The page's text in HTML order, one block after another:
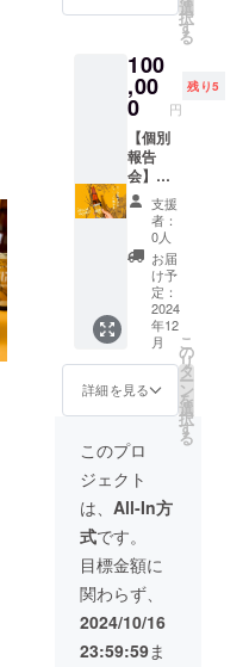
オーツ
ルト、
砂糖、
米油、
スイー
トチリ
ソー
ス、コ
コナッ
ツロン
グ、ナ
ンプ
ラー、
塩 ・内
容量：
15g程度
・賞味
期限：
て製造
から2ヶ
存方法 :
直射日
光、高
温を避
けて保
存
（25℃
以下）
◇オリ
ジナル
ステッ
された
書きを
ご確認
くださ
い。」
◇【ひ
とく
ち】モ
ルトグ
ラノー
ラセッ
ト・エ
スニッ
クグラ
ノーラ
・原材
料：
麦、モ
ルト、
米油、
スイー
トチリ
ソー
ス、コ
コナッ
ツロン
グ、ナ
ンプ
ラー、
塩 ・内
容量：
賞味期
製造か
ら5ヶ月
・保存
方法 :
直射日
光、高
温を避
けて保
（25℃
以下）
「原材
料及び
添加物
等の食
品表示
け商品
のラベ
記され
ます。
商品開
封前に
お届け
のリ
ターン
に貼付
された
ラベル
や注意
麦芽
（外国
製
造）、
大麦、
オーツ
麦、
ホッ
プ、炭
容量 :
330ml
・アル
コール
0.5% ・
賞味期
限：常
ら5ヶ月
方法 :
直射日
光、高
温を避
けて保
存
（25℃
以下）
料及び
料 ・原
材料名 :
麦芽
（外国
製
造）、
大麦、
オーツ
麦、
ホッ
プ、炭
容量 :
330ml
・アル
コール
分 :
0.5% ・
温にて
製造か
ら5ヶ月
・保存
方法 :
直射日
光、高
温を避
けて保
存
（25℃
以下）
ルクラ
ビール
「BRE
WTO」
3本と
モルト
グラ
ノーラ
セット
（エス
ニック&
スイー
ツの2
袋）の
セット
オリジ
ナル
キャッ
プ ◇
ローア
ルコー
ルクラ
フト
ビー
ル
BREWT
O
tropical
XPA ・
品目 :
炭酸飲
料 ・原
材料名 :
選
択
す
る
100
,00
0 円
残り5
【個別
報告
会】
Brewin
gTomor
rowのメ
ンバー
が、
BREWT
Oを片手
に、
BREWT
Oやモル
トグラ
ノーラ
の開発
秘話、
そして
新規事
業の立
ち上げ
にまつ
わるハ
プニン
グや苦
労話を
楽しく
語り合
支援
者：
0人
お届
け予
定：
2024
年12
月
詳細を見る
こ
の
リ
タ
ー
ン
を
選
択
す
る
このプロ
ジェクト
は、 All-In方
式です。
目標金額に
関わらず、
2024/10/16
23:59:59ま